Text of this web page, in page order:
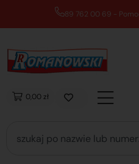
89 762 00 69 -
0,00 zł